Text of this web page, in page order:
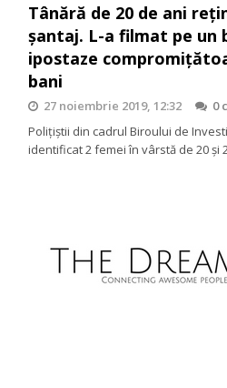
Tânără de 20 de ani
șantaj. L-a filmat pe un
ipostaze
bani
27 noiembrie 2019, 12:32
0
Poliţiştii din cadrul Biroului de
identificat 2 femei în vârstă de 20 şi